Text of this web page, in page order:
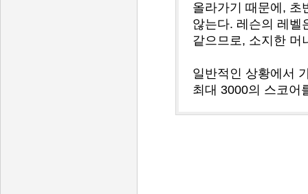
올라가기 때문에, 초
않는다. 레슨의 레벨
같으므로, 소지한 머
일반적인 상황에서
최대 3000의 스코어